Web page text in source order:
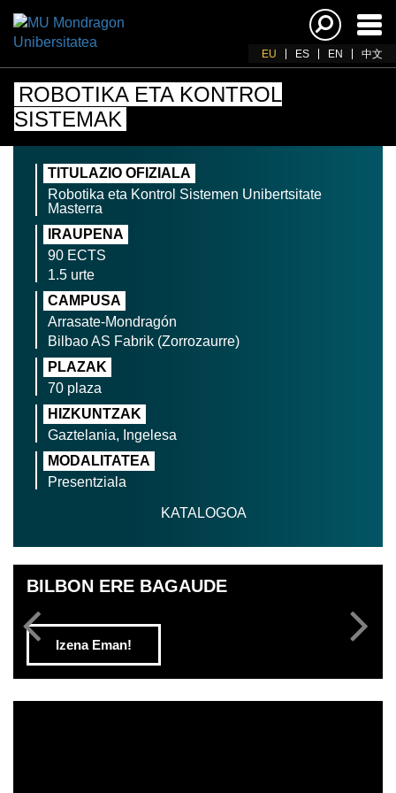
EU ES EN 中文
ROBOTIKA ETA KONTROL
SISTEMAK
TITULAZIO OFIZIALA
Robotika eta Kontrol Sistemen Unibertsitate
Masterra
IRAUPENA
90 ECTS
1.5 urte
CAMPUSA
Arrasate-Mondragón
Bilbao AS Fabrik (Zorrozaurre)
PLAZAK
70 plaza
HIZKUNTZAK
Gaztelania, Ingelesa
MODALITATEA
Presentziala
KATALOGOA
BILBON ERE BAGAUDE
Izena Eman!